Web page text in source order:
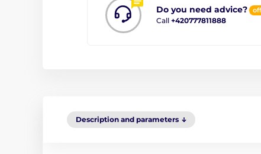
Do you need advice?
Call +420777811888
Description and parameters